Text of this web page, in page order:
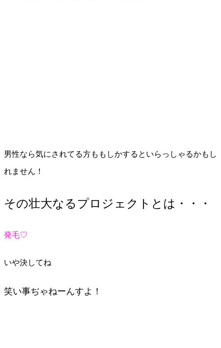
男性なら気にされてる方ももしかするといらっしゃるかもし
れません！
その壮大なるプロジェクトとは・・・
発毛♡
いや決してね
笑い事ぢゃねーんすよ！